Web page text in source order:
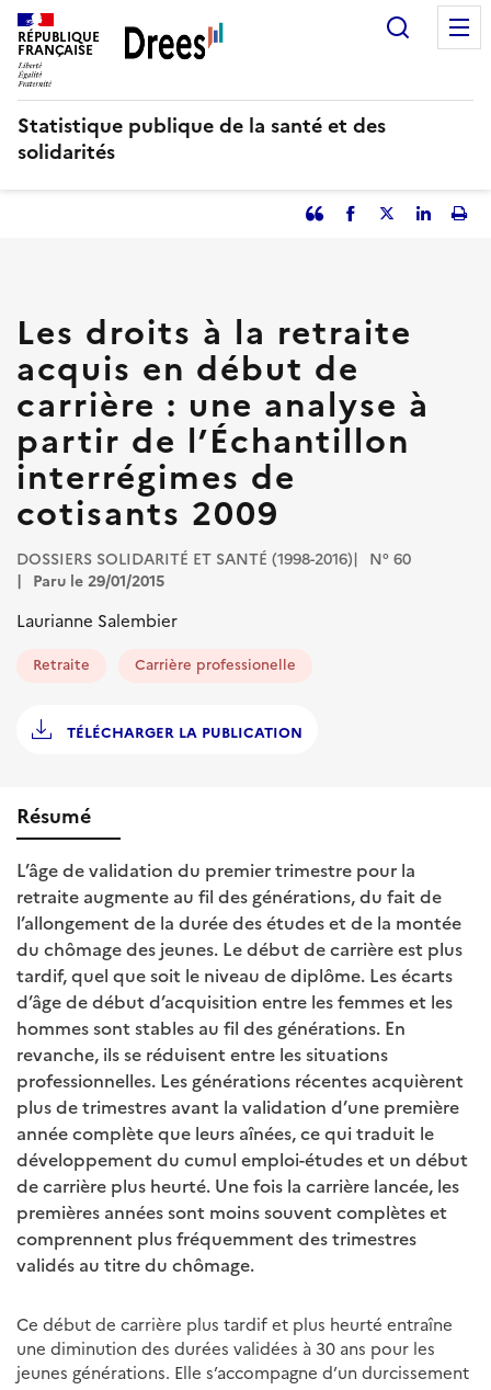
Aller
au
contenu
principal
RÉPUBLIQUE
FRANÇAISE
Statistique publique de la santé et des
solidarités
Partager
citation
Facebook
Partager
Partager
Les droits à la retraite
acquis en début de
carrière : une analyse à
partir de l’Échantillon
interrégimes de
cotisants 2009
DOSSIERS SOLIDARITÉ ET SANTÉ (1998-2016)
N° 60
Paru le 29/01/2015
Laurianne Salembier
Retraite Carrière professionelle
TÉLÉCHARGER LA PUBLICATION
Résumé
L’âge de validation du premier trimestre pour la
retraite augmente au fil des générations, du fait de
l’allongement de la durée des études et de la montée
du chômage des jeunes. Le début de carrière est plus
tardif, quel que soit le niveau de diplôme. Les écarts
d’âge de début d’acquisition entre les femmes et les
hommes sont stables au fil des générations. En
revanche, ils se réduisent entre les situations
professionnelles. Les générations récentes acquièrent
plus de trimestres avant la validation d’une première
année complète que leurs aînées, ce qui traduit le
développement du cumul emploi-études et un début
de carrière plus heurté. Une fois la carrière lancée, les
premières années sont moins souvent complètes et
comprennent plus fréquemment des trimestres
validés au titre du chômage.
Ce début de carrière plus tardif et plus heurté entraîne
une diminution des durées validées à 30 ans pour les
jeunes générations. Elle s’accompagne d’un durcissement